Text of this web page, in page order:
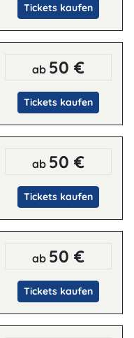
Tickets kaufen
ab 50 €
Tickets kaufen
ab 50 €
Tickets kaufen
ab 50 €
Tickets kaufen